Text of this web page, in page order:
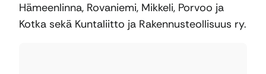
Hämeenlinna, Rovaniemi, Mikkeli, Porvoo ja
Kotka sekä Kuntaliitto ja Rakennusteollisuus ry.